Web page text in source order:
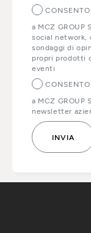
CONSENTO
a MCZ GROUP
social network,
sondaggi di
propri prodotti
eventi
CONSENTO
a MCZ GROUP
newsletter